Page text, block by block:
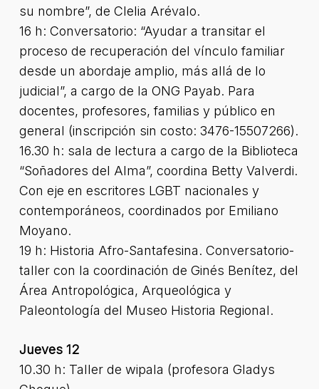
su nombre”, de Clelia Arévalo.
16 h: Conversatorio: “Ayudar a transitar el
proceso de recuperación del vínculo familiar
desde un abordaje amplio, más allá de lo
judicial”, a cargo de la ONG Payab. Para
docentes, profesores, familias y público en
general (inscripción sin costo: 3476-15507266).
16.30 h: sala de lectura a cargo de la Biblioteca
“Soñadores del Alma”, coordina Betty Valverdi.
Con eje en escritores LGBT nacionales y
contemporáneos, coordinados por Emiliano
Moyano.
19 h: Historia Afro-Santafesina. Conversatorio-
taller con la coordinación de Ginés Benítez, del
Área Antropológica, Arqueológica y
Paleontología del Museo Historia Regional.
Jueves 12
10.30 h: Taller de wipala (profesora Gladys